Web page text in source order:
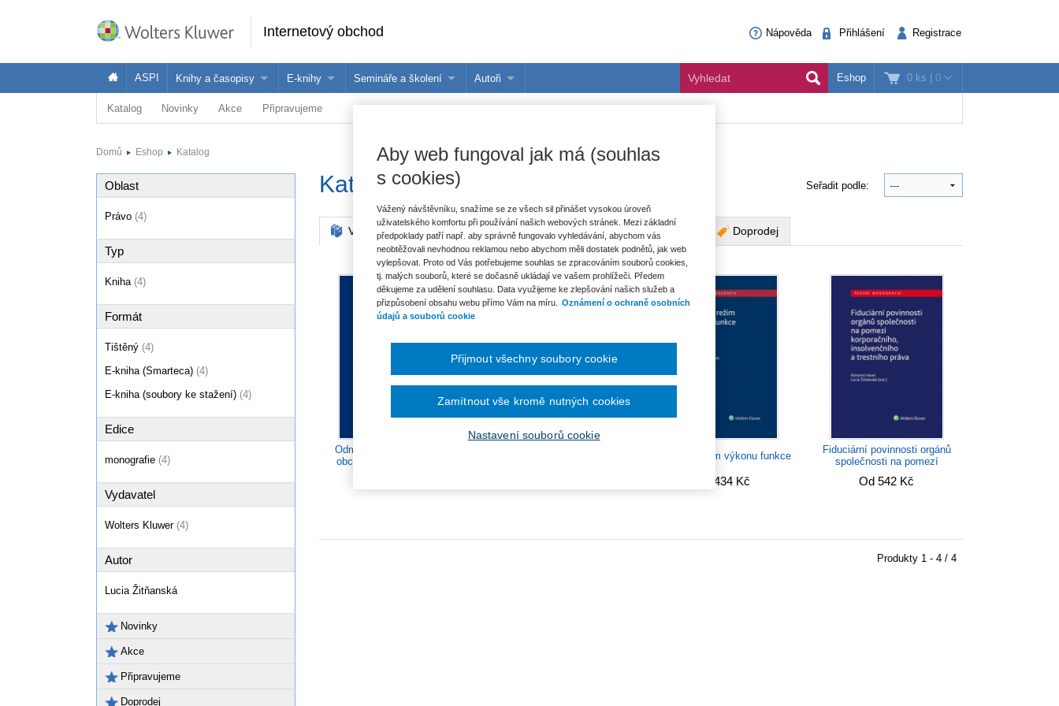
Internetový obchod Nápověda Přihlášení Registrace
0 ks | 0
Eshop
ASPI Knihy a časopisy
Knihy
E-knihy
Jak na naše e-knihy?
Semináře a školení Autoři
Katalog Novinky Akce Připravujeme
Domů Eshop Katalog
Katalog Seřadit podle:
Všechny produkty Akce Novinky Připravujeme Doprodej
Odměňování členů orgánů
obchodních společností a
Smluvní režim výkonu funkce
Od 434 Kč
Fiduciární povinnosti orgánů
společnosti na pomezí
Od 542 Kč
Produkty 1 - 4 / 4
Oblast
Právo (4)
Typ
Kniha (4)
Formát
Tištěný (4)
E-kniha (Smarteca) (4)
E-kniha (soubory ke stažení) (4)
Edice
monografie (4)
Vydavatel
Wolters Kluwer (4)
Autor
Lucia Žitňanská
Novinky
Akce
Připravujeme
Doprodej
Aby web fungoval jak má (souhlas
s cookies)
Vážený návštěvníku, snažíme se ze všech sil přinášet vysokou úroveň
uživatelského komfortu při používání našich webových stránek. Mezi základní
předpoklady patří např. aby správně fungovalo vyhledávání, abychom vás
neobtěžovali nevhodnou reklamou nebo abychom měli dostatek podnětů, jak web
vylepšovat. Proto od Vás potřebujeme souhlas se zpracováním souborů cookies,
tj. malých souborů, které se dočasně ukládají ve vašem prohlížeči. Předem
děkujeme za udělení souhlasu. Data využijeme ke zlepšování našich služeb a
přizpůsobení obsahu webu přímo Vám na míru.
Oznámení o ochraně osobních
údajů a souborů cookie
Nastavení souborů cookie
Zamítnout vše kromě nutných cookies
Přijmout všechny soubory cookie